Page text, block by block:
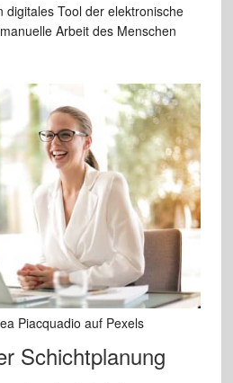
digitales Tool der elektronische
Arbeit des Menschen
Piacquadio auf Pexels
Schichtplanung